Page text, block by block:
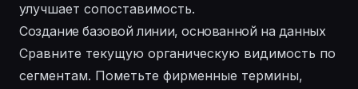
улучшает сопоставимость.
Создание базовой линии, основанной на данных
Сравните текущую органическую видимость по
сегментам. Пометьте фирменные термины,